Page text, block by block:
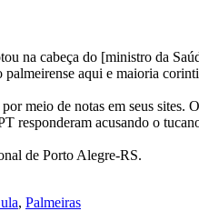
na cabeça do [ministro da
aqui e maioria
meio de notas em seus
responderam acusando o
de Porto Alegre-RS.
, Palmeiras